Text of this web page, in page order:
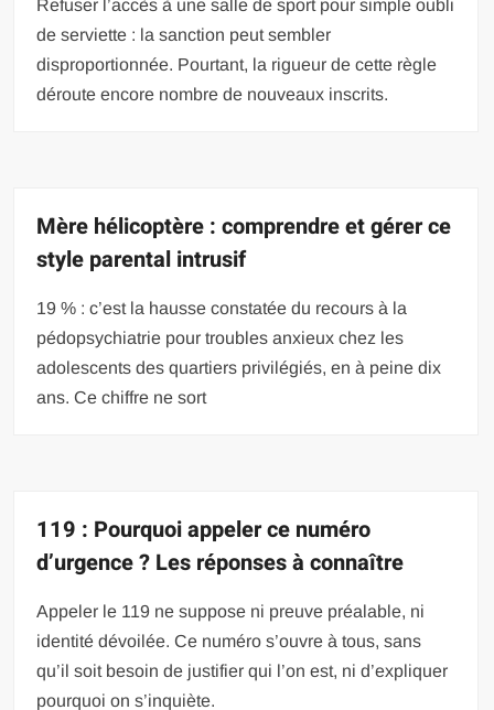
Refuser l’accès à une salle de sport pour simple oubli
de serviette : la sanction peut sembler
disproportionnée. Pourtant, la rigueur de cette règle
déroute encore nombre de nouveaux inscrits.
Mère hélicoptère : comprendre et gérer ce
style parental intrusif
19 % : c’est la hausse constatée du recours à la
pédopsychiatrie pour troubles anxieux chez les
adolescents des quartiers privilégiés, en à peine dix
ans. Ce chiffre ne sort
119 : Pourquoi appeler ce numéro
d’urgence ? Les réponses à connaître
Appeler le 119 ne suppose ni preuve préalable, ni
identité dévoilée. Ce numéro s’ouvre à tous, sans
qu’il soit besoin de justifier qui l’on est, ni d’expliquer
pourquoi on s’inquiète.